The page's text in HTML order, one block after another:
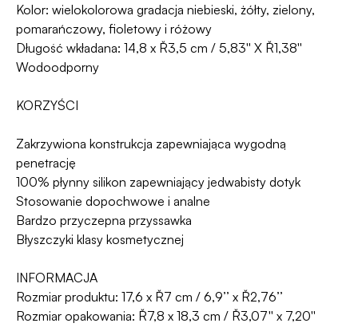
Kolor: wielokolorowa gradacja niebieski, żółty, zielony,
pomarańczowy, fioletowy i różowy
Długość wkładana: 14,8 x Ř3,5 cm / 5,83'' X Ř1,38''
Wodoodporny
KORZYŚCI
Zakrzywiona konstrukcja zapewniająca wygodną
penetrację
100% płynny silikon zapewniający jedwabisty dotyk
Stosowanie dopochwowe i analne
Bardzo przyczepna przyssawka
Błyszczyki klasy kosmetycznej
INFORMACJA
Rozmiar produktu: 17,6 x Ř7 cm / 6,9’’ x Ř2,76’’
Rozmiar opakowania: Ř7,8 x 18,3 cm / Ř3,07'' x 7,20''